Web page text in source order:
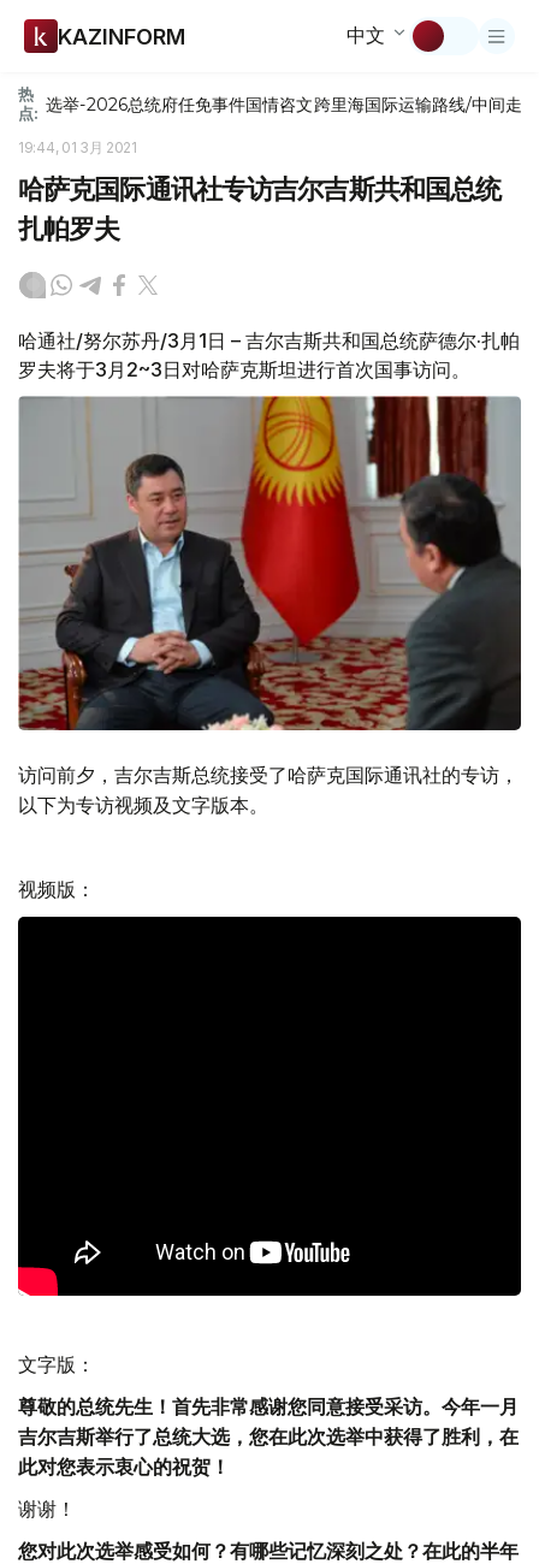
KAZINFORM 中文
热
点: 选举-2026总统府任免事件国情咨文跨里海国际运输路线/中间走廊
19:44, 01 3月 2021
哈萨克国际通讯社专访吉尔吉斯共和国总统
扎帕罗夫
哈通社/努尔苏丹/3月1日 – 吉尔吉斯共和国总统萨德尔·扎帕
罗夫将于3月2~3日对哈萨克斯坦进行首次国事访问。
访问前夕，吉尔吉斯总统接受了哈萨克国际通讯社的专访，
以下为专访视频及文字版本。
视频版：
文字版：
尊敬的总统先生！首先非常感谢您同意接受采访。今年一月
吉尔吉斯举行了总统大选，您在此次选举中获得了胜利，在
此对您表示衷心的祝贺！
谢谢！
您对此次选举感受如何？有哪些记忆深刻之处？在此的半年